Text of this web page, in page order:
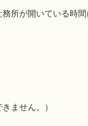
所が開いている時間
ません。）